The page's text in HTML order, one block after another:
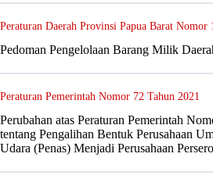
Peraturan Daerah Provinsi Papua Barat Nomor
Pedoman Pengelolaan Barang Milik
Peraturan Pemerintah Nomor 72 Tahun 2021
Perubahan atas Peraturan Pemerintah
tentang Pengalihan Bentuk Perusahaan
Udara (Penas) Menjadi Perusahaan